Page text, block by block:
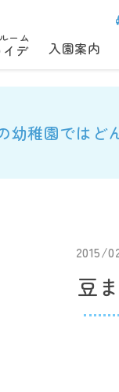
ーム
イデ 入園案内
幼稚園ではど
2015/
豆